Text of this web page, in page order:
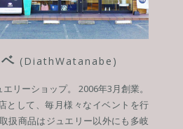
(DiathWatanabe)
リーショップ。 2006年3月創業。
として、毎月様々なイベントを行
扱商品はジュエリー以外にも多岐